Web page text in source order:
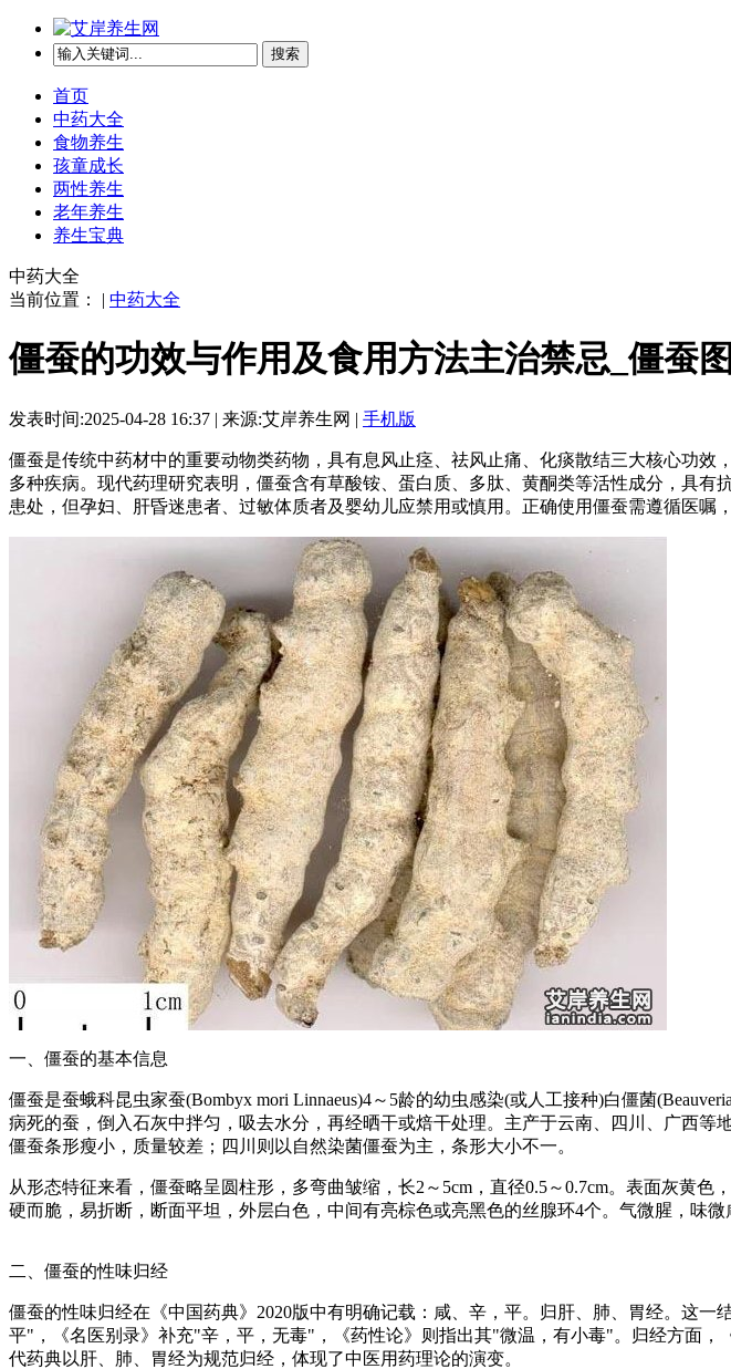
搜索
首页
中药大全
食物养生
孩童成长
两性养生
老年养生
养生宝典
中药大全
当前位置： | 中药大全
僵蚕的功效与作用及食用方法主治禁忌_僵蚕
发表时间:2025-04-28 16:37 | 来源:艾岸养生网 | 手机版
僵蚕是传统中药材中的重要动物类药物，具有息风止痉、祛风止痛、化痰散结三大核心功
多种疾病。现代药理研究表明，僵蚕含有草酸铵、蛋白质、多肽、黄酮类等活性成分，具
患处，但孕妇、肝昏迷患者、过敏体质者及婴幼儿应禁用或慎用。正确使用僵蚕需遵循医嘱
一、僵蚕的基本信息
僵蚕是蚕蛾科昆虫家蚕(Bombyx mori Linnaeus)4～5龄的幼虫感染(或人工接种)白僵菌
病死的蚕，倒入石灰中拌匀，吸去水分，再经晒干或焙干处理。主产于云南、四川、广西
僵蚕条形瘦小，质量较差；四川则以自然染菌僵蚕为主，条形大小不一。
从形态特征来看，僵蚕略呈圆柱形，多弯曲皱缩，长2～5cm，直径0.5～0.7cm。表面灰黄
硬而脆，易折断，断面平坦，外层白色，中间有亮棕色或亮黑色的丝腺环4个。气微腥，味
二、僵蚕的性味归经
僵蚕的性味归经在《中国药典》2020版中有明确记载：咸、辛，平。归肝、肺、胃经。这
平"，《名医别录》补充"辛，平，无毒"，《药性论》则指出其"微温，有小毒"。归经方面
代药典以肝、肺、胃经为规范归经，体现了中医用药理论的演变。